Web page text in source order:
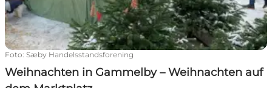
Foto: Sæby Handelsstandsforening
Weihnachten in Gammelby – Weihnachten auf